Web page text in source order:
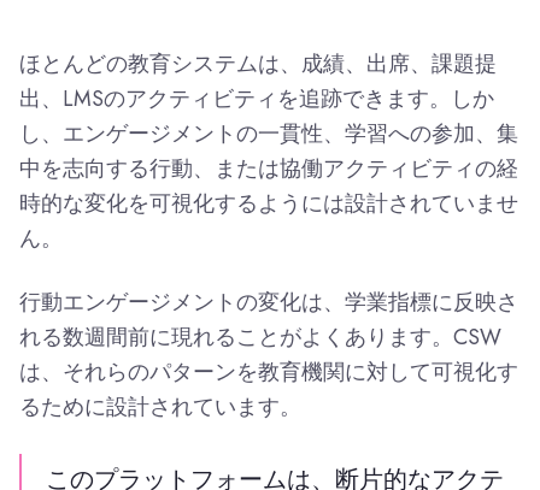
ほとんどの教育システムは、成績、出席、課題提
出、LMSのアクティビティを追跡できます。しか
し、エンゲージメントの一貫性、学習への参加、集
中を志向する行動、または協働アクティビティの経
時的な変化を可視化するようには設計されていませ
ん。
行動エンゲージメントの変化は、学業指標に反映さ
れる数週間前に現れることがよくあります。CSW
は、それらのパターンを教育機関に対して可視化す
るために設計されています。
このプラットフォームは、断片的なアクテ